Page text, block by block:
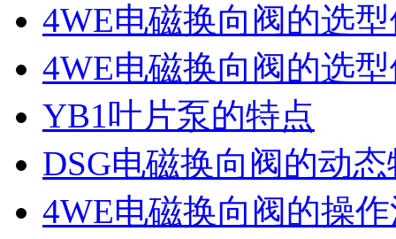
4WE电磁换向阀的选
4WE电磁换向阀的选
YB1叶片泵的特点
DSG电磁换向阀的动
4WE电磁换向阀的操